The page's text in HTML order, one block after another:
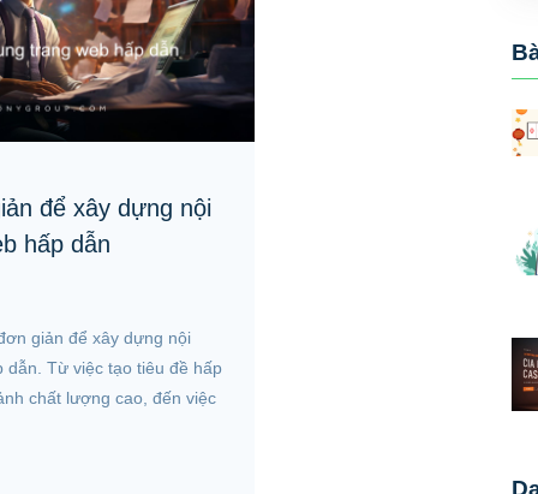
để xây dựng nội
hấp dẫn
giản để xây dựng nội
dẫn. Từ việc tạo tiêu đề hấp
chất lượng cao, đến việc